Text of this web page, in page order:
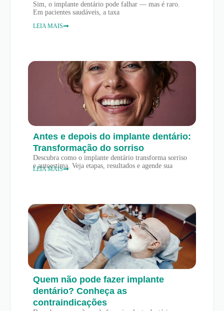
Sim, o implante dentário pode falhar — mas é raro.
Em pacientes saudáveis, a taxa
LEIA MAIS
Antes e depois do implante dentário:
Transformação do sorriso
Descubra como o implante dentário transforma sorriso
e autoestima. Veja etapas, resultados e agende sua
LEIA MAIS
Quem não pode fazer implante
dentário? Conheça as
contraindicações